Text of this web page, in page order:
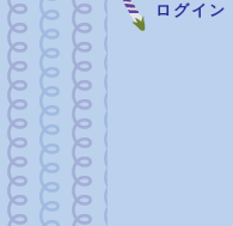
ログイン